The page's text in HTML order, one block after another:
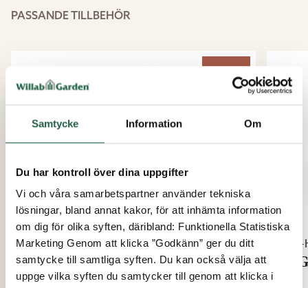
Samtycke Information Om
Du har kontroll över dina uppgifter
Vi och våra samarbetspartner använder tekniska
lösningar, bland annat kakor, för att inhämta information
om dig för olika syften, däribland: Funktionella Statistiska
Marketing Genom att klicka ”Godkänn” ger du ditt
samtycke till samtliga syften. Du kan också välja att
uppge vilka syften du samtycker till genom att klicka i
PASSANDE TILLBEHÖR
KÖP FLER*
Vår-Höst Plus
WG 62eco Fast fönster